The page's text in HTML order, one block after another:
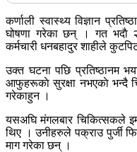
कर्णाली स्वास्थ्य विज्ञान
घोषणा गरेका छन् । गत भदाै
कर्मचारी धनबहादुर शाहीले
उक्त घटना पछि प्रतिष्ठानम
आफुहरूकाे सुरक्षा नभएकाे भन्दै
गरेकाहुन ।
यसअघि मंगलबार चिकित्सकले
थिए । उनीहरुले पक्राउ पुर्जी
माग गरेका छन् ।